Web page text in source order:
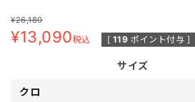
¥26,180
¥13,090税込 [ 119 ポイント付与 ]
サイズ
クロ